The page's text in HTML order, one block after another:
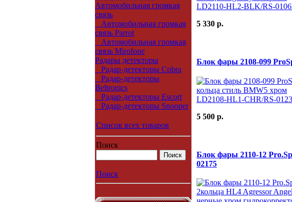
Автомобильная громкая
связь
Автомобильная громкая
связь Parrot
Автомобильная громкая
связь Mirofone
Радары детекторы
Радар-детекторы Cobra
Радар-детекторы
Beltronics
Радар-детекторы Escort
Радар-детекторы Snooper
Список всех товаров
Поиск
Поиск
5 330 p.
Блок фары 2108-099
5 500 p.
Блок фары 2110-12
02175